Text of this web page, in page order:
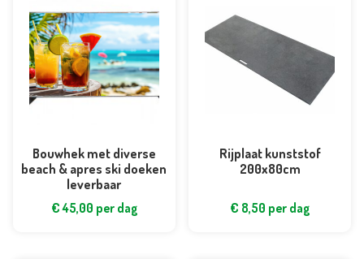
Bouwhek met diverse
beach & apres ski doeken
leverbaar
€45,00 per dag
Rijplaat kunststof
200x80cm
€ 8,50 per dag